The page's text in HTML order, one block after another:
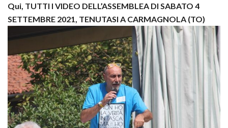
Qui, TUTTI I VIDEO DELL’ASSEMBLEA DI SABATO 4
SETTEMBRE 2021, TENUTASI A CARMAGNOLA (TO)